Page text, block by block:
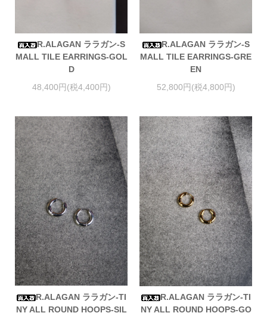
R.ALAGAN ララガン-S
MALL TILE EARRINGS-GOL
D
48,400円(税4,400円)
R.ALAGAN ララガン-S
MALL TILE EARRINGS-GRE
EN
52,800円(税4,800円)
R.ALAGAN ララガン-TI
NY ALL ROUND HOOPS-SIL
R.ALAGAN ララガン-TI
NY ALL ROUND HOOPS-GO